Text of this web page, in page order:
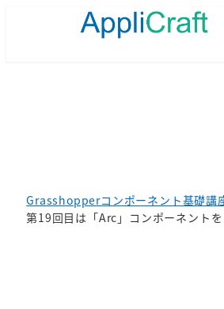
Grasshopperコンポーネント基礎講
第19回目は「Arc」コンポーネントを